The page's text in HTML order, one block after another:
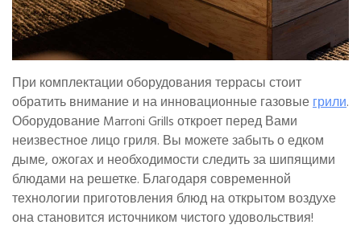
При комплектации оборудования террасы стоит
обратить внимание и на инновационные газовыегрили.
Оборудование Marroni Grills откроет перед Вами
неизвестное лицо гриля. Вы можете забыть о едком
дыме, ожогах и необходимости следить за шипящими
блюдами на решетке. Благодаря современной
технологии приготовления блюд на открытом воздухе
она становится источником чистого удовольствия!